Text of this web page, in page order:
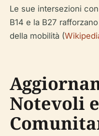
Le sue intersezioni
B14 e la B27
della mobilità (
Notevoli